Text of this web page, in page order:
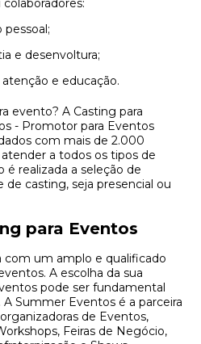
pessoal;
e desenvoltura;
atenção e educação.
evento? A Casting para
- Promotor para Eventos
com mais de 2.000
atender a todos os tipos de
é realizada a seleção de
de casting, seja presencial ou
para Eventos
um amplo e qualificado
A escolha da sua
pode ser fundamental
Summer Eventos é a parceira
de Eventos,
Feiras de Negócio,